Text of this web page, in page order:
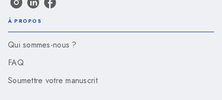
À PROPOS
Qui sommes-nous ?
FAQ
Soumettre votre manuscrit